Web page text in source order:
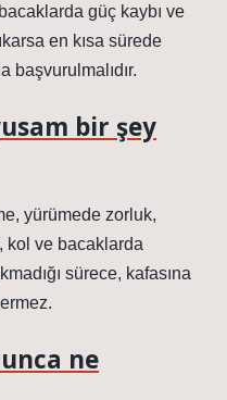
güç kaybı ve
en kısa sürede
başvurulmalıdır.
bir şey
yürümede zorluk,
kol ve bacaklarda
sürece, kafasına
ne